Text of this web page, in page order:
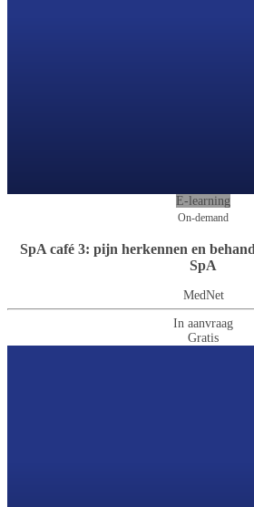
E-learning
On-demand
SpA café 3: pijn herkennen en
SpA
MedNet
In aanvraag
Gratis